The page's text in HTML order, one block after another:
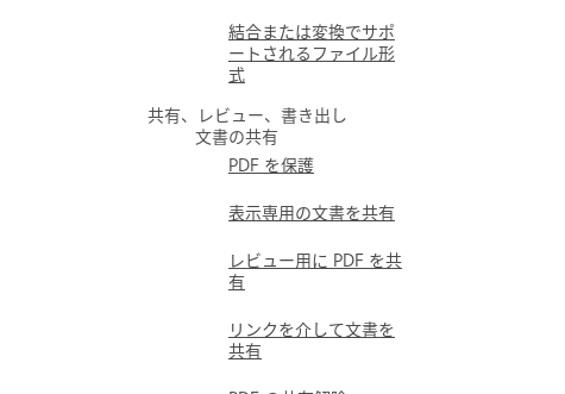
結合または変換でサポ
ートされるファイル形
式
共有、レビュー、書き出し
文書の共有
PDF を保護
表示専用の文書を共有
レビュー用に PDF を共
有
リンクを介して文書を
共有